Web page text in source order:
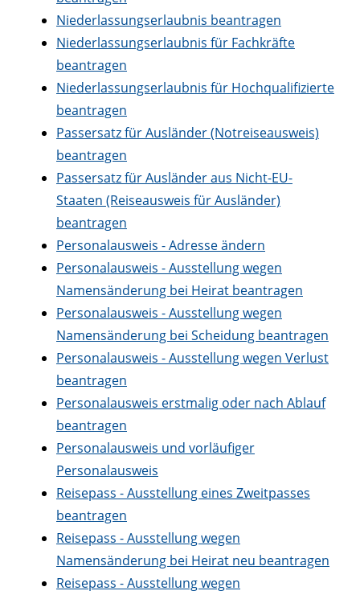
Niederlassungserlaubnis beantragen
Niederlassungserlaubnis für Fachkräfte
beantragen
Niederlassungserlaubnis für Hochqualifizierte
beantragen
Passersatz für Ausländer (Notreiseausweis)
beantragen
Passersatz für Ausländer aus Nicht-EU-
Staaten (Reiseausweis für Ausländer)
beantragen
Personalausweis - Adresse ändern
Personalausweis - Ausstellung wegen
Namensänderung bei Heirat beantragen
Personalausweis - Ausstellung wegen
Namensänderung bei Scheidung beantragen
Personalausweis - Ausstellung wegen Verlust
beantragen
Personalausweis erstmalig oder nach Ablauf
beantragen
Personalausweis und vorläufiger
Personalausweis
Reisepass - Ausstellung eines Zweitpasses
beantragen
Reisepass - Ausstellung wegen
Namensänderung bei Heirat neu beantragen
Reisepass - Ausstellung wegen